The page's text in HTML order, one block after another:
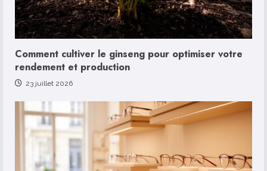
Comment cultiver le ginseng pour optimiser votre
rendement et production
23 juillet 2026